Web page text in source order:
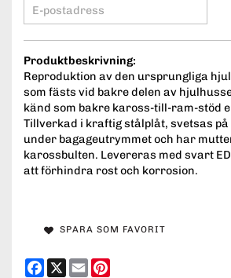
Produktbeskrivning:
Reproduktion av den ursprungliga
som fästs vid bakre delen av
känd som bakre kaross-till-ram-stöd
Tillverkad i kraftig stålplåt, svetsas
under bagageutrymmet och har
karossbulten. Levereras med svart
att förhindra rost och korrosion.
SPARA SOM FAVORIT
Facebook
X Email